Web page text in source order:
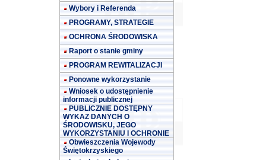
Wybory i Referenda
PROGRAMY, STRATEGIE
OCHRONA ŚRODOWISKA
Raport o stanie gminy
PROGRAM REWITALIZACJI
Ponowne wykorzystanie
Wniosek o udostępnienie
informacji publicznej
PUBLICZNIE DOSTĘPNY
WYKAZ DANYCH O
ŚRODOWISKU, JEGO
WYKORZYSTANIU I OCHRONIE
Obwieszczenia Wojewody
Świętokrzyskiego